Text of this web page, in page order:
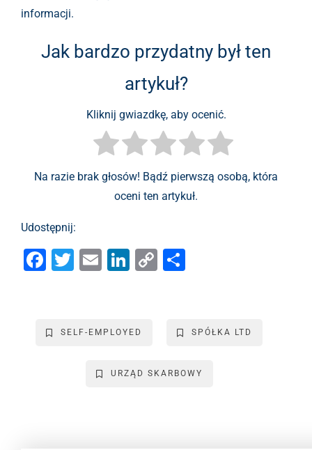
informacji.
Jak bardzo przydatny był ten
artykuł?
Kliknij gwiazdkę, aby ocenić.
Na razie brak głosów! Bądź pierwszą osobą, która
oceni ten artykuł.
Udostępnij:
F
e
T
er
E
l
Li
e
n
C
n
e
SELF-EMPLOYED SPÓŁKA LTD
URZĄD SKARBOWY